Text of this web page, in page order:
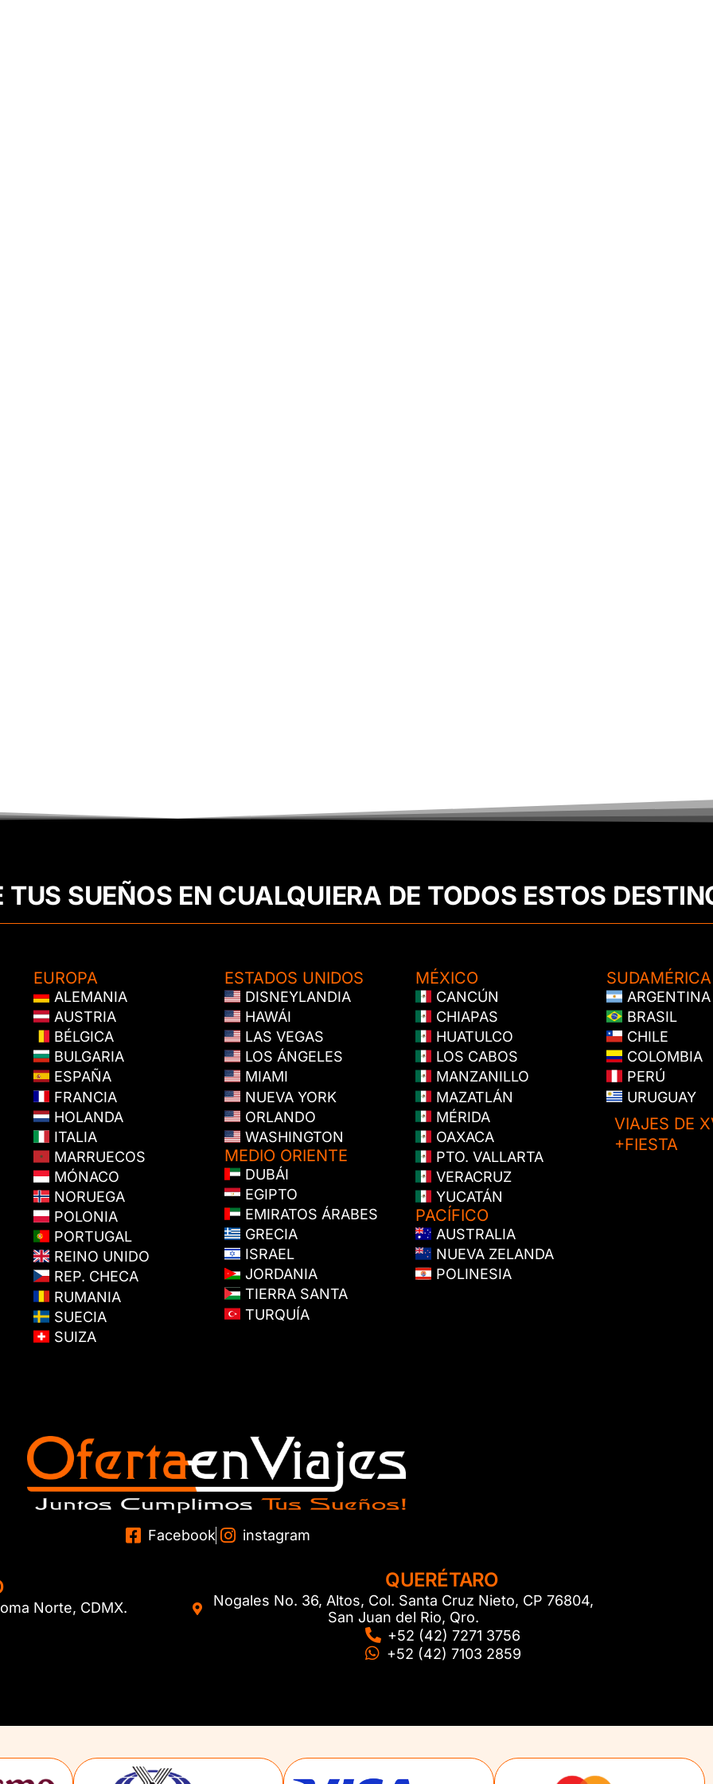
SUEÑOS EN CUALQUIERA DE TODOS ESTOS
EUROPA
ALEMANIA
AUSTRIA
BÉLGICA
BULGARIA
ESPAÑA
FRANCIA
HOLANDA
ITALIA
MARRUECOS
MÓNACO
NORUEGA
POLONIA
PORTUGAL
REINO UNIDO
REP. CHECA
RUMANIA
SUECIA
SUIZA
ESTADOS UNIDOS
DISNEYLANDIA
HAWÁI
LAS VEGAS
LOS ÁNGELES
MIAMI
NUEVA YORK
ORLANDO
WASHINGTON
MEDIO ORIENTE
DUBÁI
EGIPTO
EMIRATOS ÁRABES
GRECIA
ISRAEL
JORDANIA
TIERRA SANTA
TURQUÍA
MÉXICO
CANCÚN
CHIAPAS
HUATULCO
LOS CABOS
MANZANILLO
MAZATLÁN
MÉRIDA
OAXACA
PTO. VALLARTA
VERACRUZ
YUCATÁN
PACÍFICO
AUSTRALIA
NUEVA ZELANDA
POLINESIA
SUDAMÉRICA
ARGENTINA
BRASIL
CHILE
COLOMBIA
PERÚ
URUGUAY
VIAJES DE
+FIESTA
Facebook instagram
Norte, CDMX.
QUERÉTARO
Nogales No. 36, Altos, Col. Santa Cruz Nieto, CP 76804,
San Juan del Rio, Qro.
+52 (42) 7271 3756
+52 (42) 7103 2859